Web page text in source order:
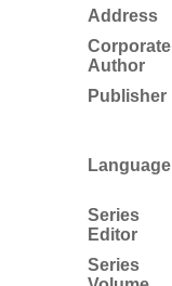
Address
Corporate
Author
Publisher
Language
Series
Editor
Series